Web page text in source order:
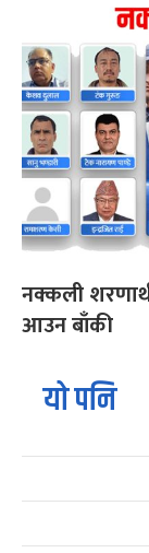
नक्कली
आउन बाँकी
यो पनि